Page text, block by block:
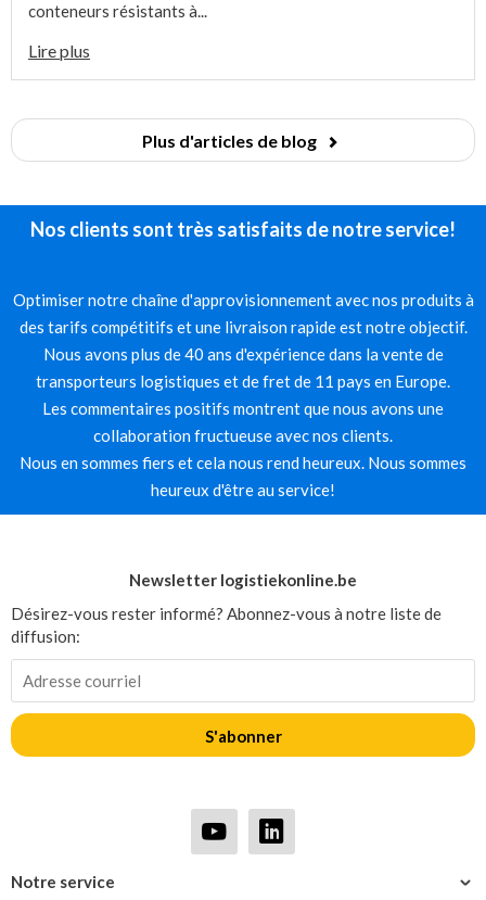
conteneurs résistants à...
Lire plus
Plus d'articles de blog
Nos clients sont très satisfaits de notre service!
Optimiser notre chaîne d'approvisionnement avec nos produits à
des tarifs compétitifs et une livraison rapide est notre objectif.
Nous avons plus de 40 ans d'expérience dans la vente de
transporteurs logistiques et de fret de 11 pays en Europe.
Les commentaires positifs montrent que nous avons une
collaboration fructueuse avec nos clients.
Nous en sommes fiers et cela nous rend heureux. Nous sommes
heureux d'être au service!
Notre service
Newsletter logistiekonline.be
Désirez-vous rester informé? Abonnez-vous à notre liste de
diffusion:
S'abonner